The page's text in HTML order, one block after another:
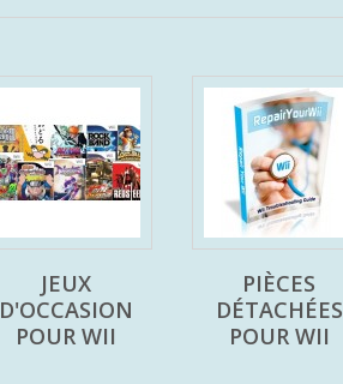
JEUX
D'OCCASION
POUR WII
PIÈCES
DÉTACHÉES
POUR WII